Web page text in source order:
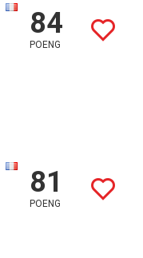
84
POENG
81
POENG